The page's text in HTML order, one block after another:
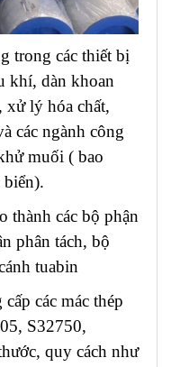
trong các thiết bị
khí, dàn khoan
xử lý hóa chất,
các ngành công
muối ( bao
biển).
thành các bộ phận
phân tách, bộ
tuabin
các mác thép
S32750,
quy cách như